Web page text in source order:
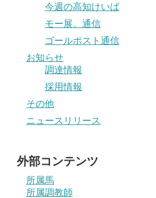
今週の高知けいば
モー展。通信
ゴールポスト通信
お知らせ
調達情報
採用情報
その他
ニュースリリース
外部コンテンツ
所属馬
所属調教師